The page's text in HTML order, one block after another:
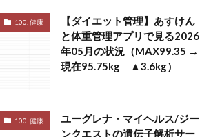
100. 健康
【ダイエット管理】あすけん
と体重管理アプリで見る2026
年05月の状況（MAX99.35 →
現在95.75kg ▲3.6kg）
100. 健康
ユーグレナ・マイヘルス/ジー
ンクエストの遺伝子解析サー